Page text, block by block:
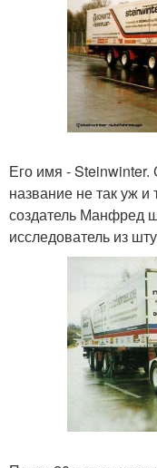
Его имя - Steinwinter.
название не так уж и
создатель Манфред
исследователь из